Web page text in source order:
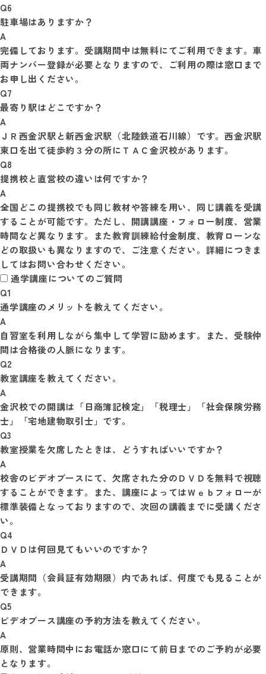
Q6
駐車場はありますか？
A
完備しております。受講期間中は無料にてご利用できます。車
両ナンバー登録が必要となりますので、ご利用の際は窓口まで
Q7
最寄り駅はどこですか？
A
ＪＲ西金沢駅と新西金沢駅（北陸鉄道石川線）です。西金沢駅
Q8
提携校と直営校の違いは何ですか？
A
全国どこの提携校でも同じ教材や答練を用い、同じ講義を受講
することが可能です。ただし、開講講座・フォロー制度、営業
時間など異なります。また教育訓練給付金制度、教育ローンな
どの取扱いも異なりますので、ご注意ください。詳細につきま
通学講座についてのご質問
Q1
通学講座のメリットを教えてください。
A
自習室を利用しながら集中して学習に励めます。また、受験仲
間は合格後の人脈になります。
Q2
教室講座を教えてください。
A
金沢校での開講は「日商簿記検定」「税理士」「社会保険労務
士」「宅地建物取引士」です。
Q3
教室授業を欠席したときは、どうすればいいですか？
A
校舎のビデオブースにて、欠席された分のＤＶＤを無料で視聴
することができます。また、講座によってはＷｅｂフォローが
標準装備となっておりますので、次回の講義までに受講くださ
い。
Q4
ＤＶＤは何回見てもいいのですか？
A
受講期間（会員証有効期限）内であれば、何度でも見ることが
できます。
Q5
ビデオブース講座の予約方法を教えてください。
A
原則、営業時間中にお電話か窓口にて前日までのご予約が必要
となります。